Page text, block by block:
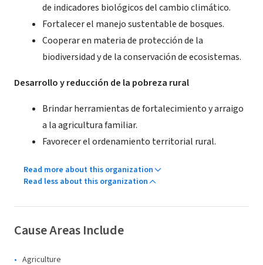
de indicadores biológicos del cambio climático.
Fortalecer el manejo sustentable de bosques.
Cooperar en materia de protección de la
biodiversidad y de la conservación de ecosistemas.
Desarrollo y reducción de la pobreza rural
Brindar herramientas de fortalecimiento y arraigo
a la agricultura familiar.
Favorecer el ordenamiento territorial rural.
Read more about this organization
Read less about this organization
Cause Areas Include
Agriculture